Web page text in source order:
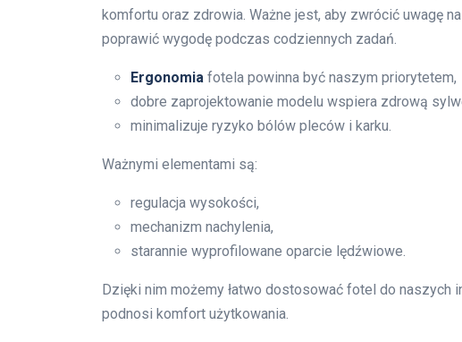
komfortu oraz zdrowia. Ważne jest, aby zwrócić uwagę
poprawić wygodę podczas codziennych zadań.
Ergonomia fotela powinna być naszym priorytetem,
dobre zaprojektowanie modelu wspiera zdrową
minimalizuje ryzyko bólów pleców i karku.
Ważnymi elementami są:
regulacja wysokości,
mechanizm nachylenia,
starannie wyprofilowane oparcie lędźwiowe.
Dzięki nim możemy łatwo dostosować fotel do naszych
podnosi komfort użytkowania.